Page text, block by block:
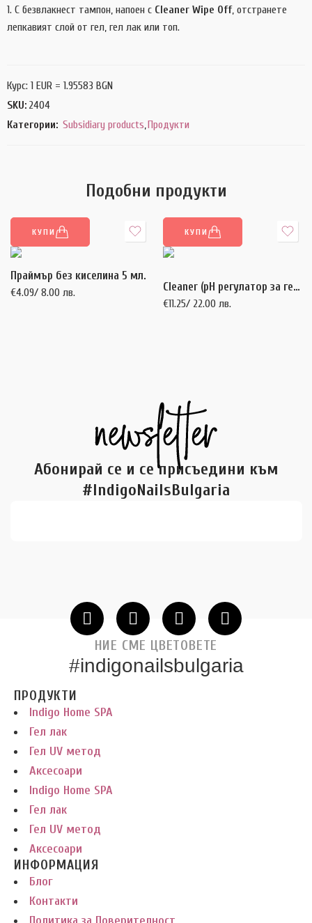
С безвлакнест тампон, напоен с Cleaner Wipe Off, отстранете
лепкавият слой от гел, гел лак или топ.
Курс: 1 EUR = 1.95583 BGN
SKU: 2404
Категории: Subsidiary products, Продукти
Подобни продукти
КУПИ
Праймър без киселина 5 мл.
€4.09/ 8.00 лв.
КУПИ
Cleaner (pH регулатор за гел, гел лак, акрил) – 250 мл.
€11.25/ 22.00 лв.
Абонирай се и се присъедини към
#IndigoNailsBulgaria
НИЕ СМЕ ЦВЕТОВЕТЕ
#indigonailsbulgaria
ПРОДУКТИ
Indigo Home SPA
Гел лак
Гел UV метод
Аксесоари
Indigo Home SPA
Гел лак
Гел UV метод
Аксесоари
ИНФОРМАЦИЯ
Блог
Контакти